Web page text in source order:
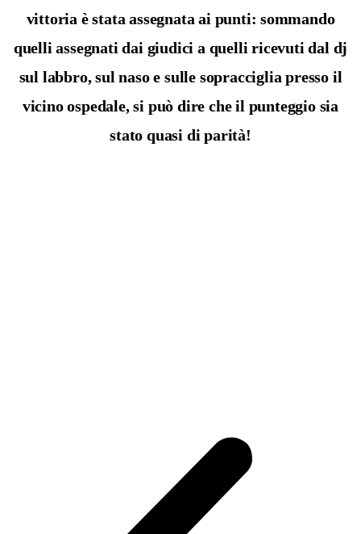
vittoria è stata assegnata ai punti: sommando
quelli assegnati dai giudici a quelli ricevuti dal dj
sul labbro, sul naso e sulle sopracciglia presso il
vicino ospedale, si può dire che il punteggio sia
stato quasi di parità!